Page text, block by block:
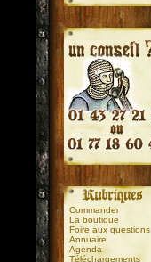
.
Commander
La boutique
Foire aux questions
Annuaire
Agenda
Téléchargements